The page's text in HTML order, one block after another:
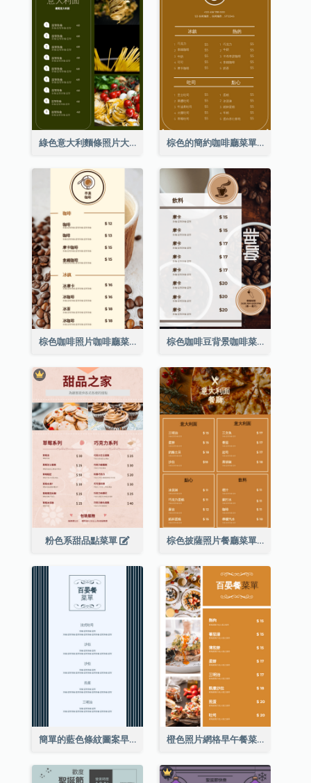
綠色意大利麵條照片大餐廳菜單 棕色的簡約咖啡廳菜單
棕色咖啡照片咖啡廳菜單 棕色咖啡豆背景咖啡菜單
粉色系甜品點菜單 棕色披薩照片餐廳菜單
簡單的藍色條紋圖案早午餐菜單 橙色照片網格早午餐菜單